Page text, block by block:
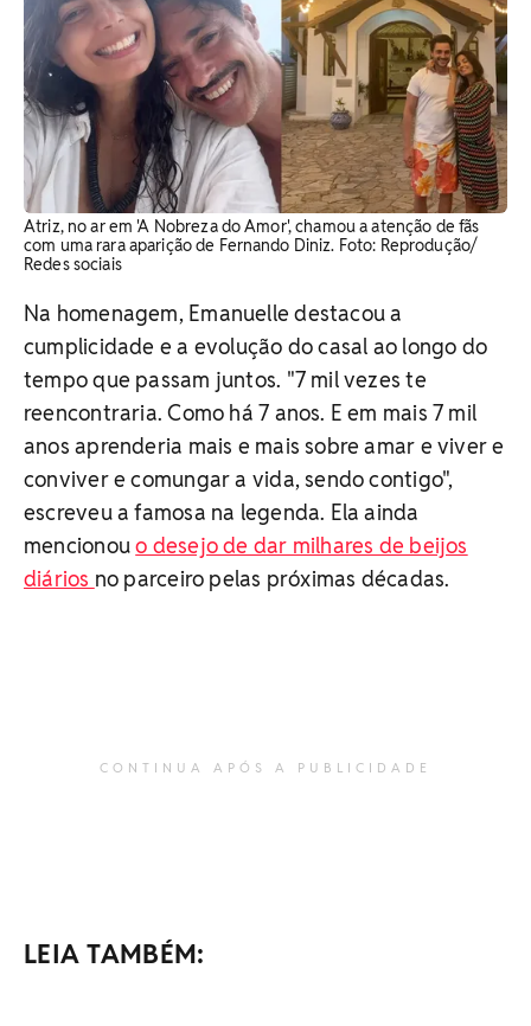
Atriz, no ar em 'A Nobreza do Amor', chamou a atenção de fãs
com uma rara aparição de Fernando Diniz. Foto: Reprodução/
Redes sociais
Na homenagem, Emanuelle destacou a
cumplicidade e a evolução do casal ao longo do
tempo que passam juntos. "7 mil vezes te
reencontraria. Como há 7 anos. E em mais 7 mil
anos aprenderia mais e mais sobre amar e viver e
conviver e comungar a vida, sendo contigo",
escreveu a famosa na legenda. Ela ainda
mencionouo desejo de dar milhares de beijos
diários no parceiro pelas próximas décadas.
CONTINUA APÓS A PUBLICIDADE
LEIA TAMBÉM: